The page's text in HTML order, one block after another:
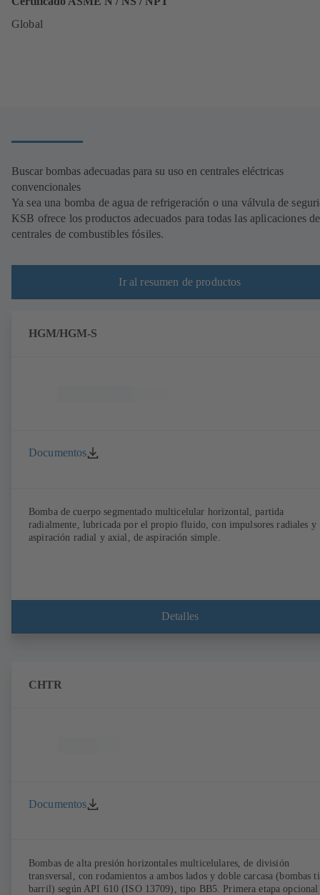
Global
Buscar bombas adecuadas para su uso en centrales eléctricas
convencionales
Ya sea una bomba de agua de refrigeración o una válvula de
KSB ofrece los productos adecuados para todas las aplicaciones
centrales de combustibles fósiles.
Ir al resumen de productos
HGM/HGM-S
Documentos
Bomba de cuerpo segmentado multicelular horizontal, partida
radialmente, lubricada por el propio fluido, con impulsores radiales y
aspiración radial y axial, de aspiración simple.
Detalles
CHTR
Documentos
Bombas de alta presión horizontales multicelulares, de división
transversal, con rodamientos a ambos lados y doble carcasa (bombas
barril) según API 610 (ISO 13709), tipo BB5. Primera etapa opcional